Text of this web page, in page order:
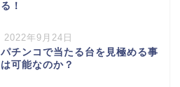
る！
2022年9月24日
パチンコで当たる台を見極める事
は可能なのか？